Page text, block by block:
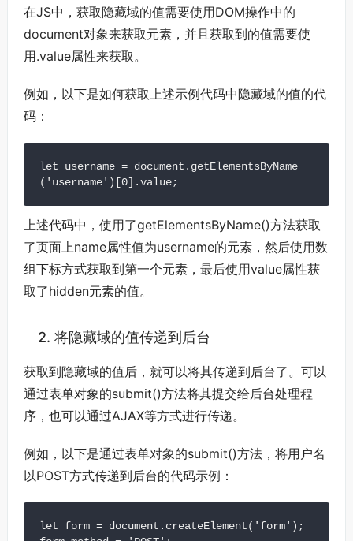
在JS中，获取隐藏域的值需要使用DOM操作中的
document对象来获取元素，并且获取到的值需要使
用.value属性来获取。
例如，以下是如何获取上述示例代码中隐藏域的值的代
码：
let username = document.getElementsByName
('username')[0].value;
上述代码中，使用了getElementsByName()方法获取
了页面上name属性值为username的元素，然后使用数
组下标方式获取到第一个元素，最后使用value属性获
取了hidden元素的值。
2. 将隐藏域的值传递到后台
获取到隐藏域的值后，就可以将其传递到后台了。可以
通过表单对象的submit()方法将其提交给后台处理程
序，也可以通过AJAX等方式进行传递。
例如，以下是通过表单对象的submit()方法，将用户名
以POST方式传递到后台的代码示例：
let form = document.createElement('form');